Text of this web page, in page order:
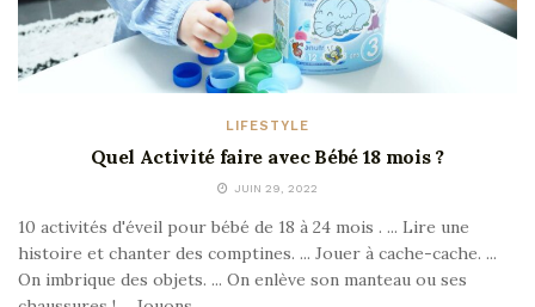
LIFESTYLE
Quel Activité faire avec Bébé 18 mois ?
JUIN 29, 2022
10 activités d'éveil pour bébé de 18 à 24 mois . ... Lire une
histoire et chanter des comptines. ... Jouer à cache-cache. ...
On imbrique des objets. ... On enlève son manteau ou ses